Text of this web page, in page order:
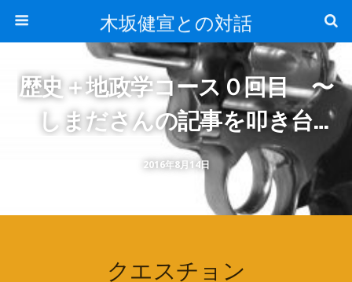
木坂健宣との対話
2016年8月14日
歴史＋地政学コース０回目 〜
しまださんの記事を叩き台
に〜
クエスチョン